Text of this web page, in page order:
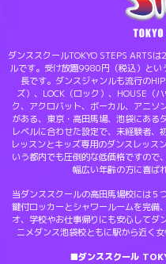
ダンススクールTOKYO STEPS ARTS
ルです。受け放題9980円（税込）と
長です。ダンスジャンルも流行の
ズ）、LOCK（ロック）、HOUSE（
ク、アクロバット、ボーカル、アニソ
がある、東京・高田馬場、池袋にある
レベルに合わせた設定で、未経験者、
レッスンとキッズ専用のダンスレッ
いう都内でも圧倒的な低価格ですので
幅広い年齢の方に喜ば
当ダンススクールの高田馬場校には５
鍵付ロッカーとシャワールームを完備
オ、学校やお仕事帰りにも安心してダ
ニメダンス池袋校ともに駅から近く
■ダンススクール